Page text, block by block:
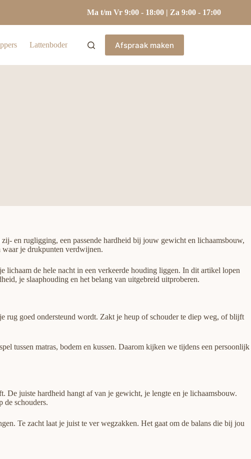
Ma t/m Vr 9:00 - 18:00 | Za 9:00 - 17:00
Lattenbodems Hoofdkussens Kasten
Afspraak maken
en rugligging, een passende hardheid bij jouw gewicht en lichaamsbouw,
je drukpunten verdwijnen.
lichaam de hele nacht in een verkeerde houding liggen. In dit artikel lopen
je slaaphouding en het belang van uitgebreid uitproberen.
rug goed ondersteund wordt. Zakt je heup of schouder te diep weg, of blijft
tussen matras, bodem en kussen. Daarom kijken we tijdens een persoonlijk
De juiste hardheid hangt af van je gewicht, je lengte en je lichaamsbouw.
de schouders.
Te zacht laat je juist te ver wegzakken. Het gaat om de balans die bij jou